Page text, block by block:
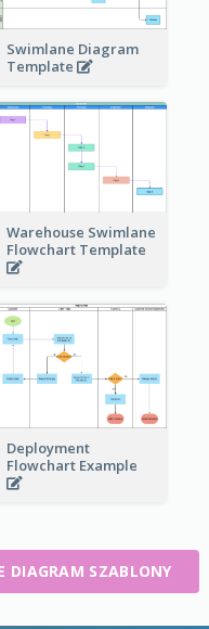
Swimlane Diagram
Template
Warehouse Swimlane
Flowchart Template
Deployment
Flowchart Example
DIAGRAM SZABLONY